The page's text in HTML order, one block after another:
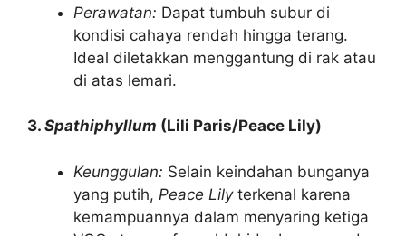
Perawatan: Dapat tumbuh subur di
kondisi cahaya rendah hingga terang.
Ideal diletakkan menggantung di rak atau
di atas lemari.
3. Spathiphyllum (Lili Paris/Peace Lily)
Keunggulan: Selain keindahan bunganya
yang putih, Peace Lilyterkenal karena
kemampuannya dalam menyaring ketiga